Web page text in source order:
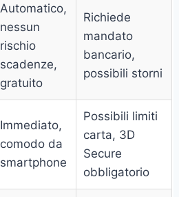
Automatico,
nessun
rischio
scadenze,
gratuito
Richiede
mandato
bancario,
possibili storni
Immediato,
comodo da
smartphone
Possibili limiti
carta, 3D
Secure
obbligatorio